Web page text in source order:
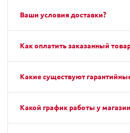
Ваши условия доставки?
Как оплатить заказанный
Какие существуют
Какой график работы у